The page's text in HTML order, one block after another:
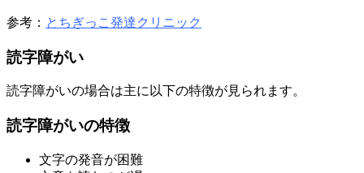
参考： とちぎっこ発達クリニック
読字障がい
読字障がいの場合は主に以下の特徴が見られます。
読字障がいの特徴
文字の発音が困難